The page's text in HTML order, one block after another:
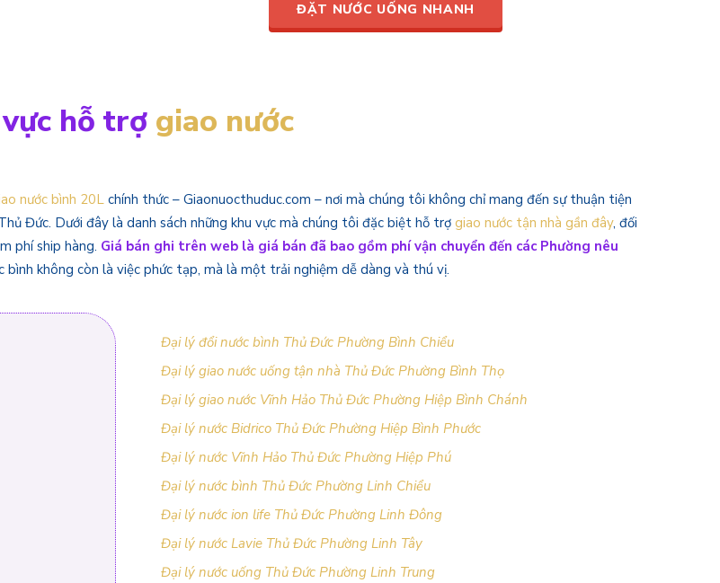
ĐẶT NƯỚC UỐNG NHANH
hỗ trợ giao nước
nước bình 20L chính thức – Giaonuocthuduc.com – nơi mà chúng tôi không chỉ mang đến sự thuận tiện
Đức. Dưới đây là danh sách những khu vực mà chúng tôi đặc biệt hỗ trợ giao nước tận nhà gần đây, đối
phí ship hàng. Giá bán ghi trên web là giá bán đã bao gồm phí vận chuyển đến các Phường nêu
bình không còn là việc phức tạp, mà là một trải nghiệm dễ dàng và thú vị.
Đại lý đổi nước bình Thủ Đức Phường Bình Chiểu
Đại lý giao nước uống tận nhà Thủ Đức Phường Bình Thọ
Đại lý giao nước Vĩnh Hảo Thủ Đức Phường Hiệp Bình Chánh
Đại lý nước Bidrico Thủ Đức Phường Hiệp Bình Phước
Đại lý nước Vĩnh Hảo Thủ Đức Phường Hiệp Phú
Đại lý nước bình Thủ Đức Phường Linh Chiểu
Đại lý nước ion life Thủ Đức Phường Linh Đông
Đại lý nước Lavie Thủ Đức Phường Linh Tây
Đại lý nước uống Thủ Đức Phường Linh Trung